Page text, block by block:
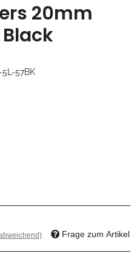
20mm
Black
57BK
Frage zum Artikel